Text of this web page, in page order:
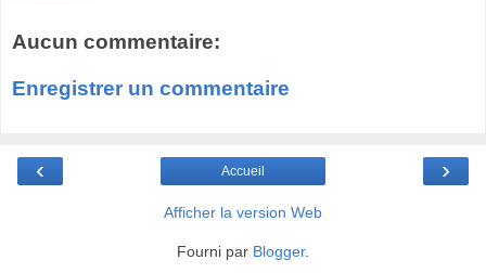
Aucun commentaire:
Enregistrer un commentaire
‹ ›
Accueil
Afficher la version Web
Fourni par Blogger.